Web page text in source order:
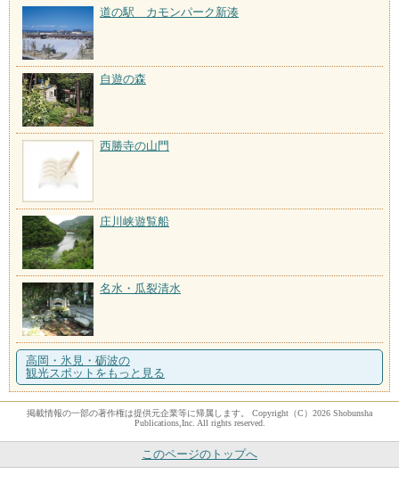
道の駅 カモンパーク新湊
自遊の森
西勝寺の山門
庄川峡遊覧船
名水・瓜裂清水
高岡・氷見・砺波の
観光スポットをもっと見る
掲載情報の一部の著作権は提供元企業等に帰属します。 Copyright（C）2026 Shobunsha
Publications,Inc. All rights reserved.
このページのトップへ